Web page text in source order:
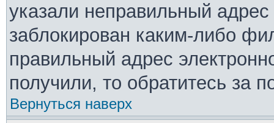
указали неправильный
заблокирован каким-либо
правильный адрес
получили, то обратитесь за
Вернуться наверх